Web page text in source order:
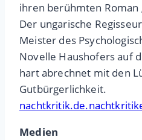
ihren berühmten Roman
Der ungarische
Meister des
Novelle Haushofers auf
hart abrechnet mit den
Gutbürgerlichkeit.
Medien